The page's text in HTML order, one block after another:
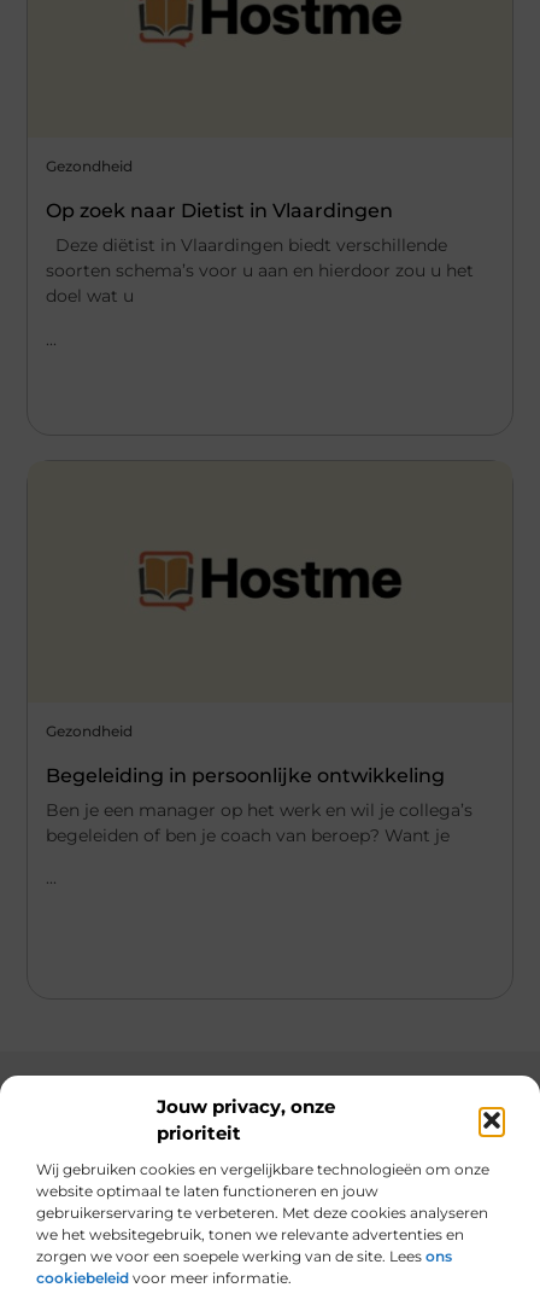
Jouw privacy, onze
prioriteit
Wij gebruiken cookies en vergelijkbare technologieën om onze
website optimaal te laten functioneren en jouw
gebruikerservaring te verbeteren. Met deze cookies analyseren
we het websitegebruik, tonen we relevante advertenties en
zorgen we voor een soepele werking van de site. Lees ons
cookiebeleid voor meer informatie.
Gezondheid
Op zoek naar Dietist in Vlaardingen
Deze diëtist in Vlaardingen biedt verschillende
soorten schema’s voor u aan en hierdoor zou u het
doel wat u
Gezondheid
Begeleiding in persoonlijke ontwikkeling
Ben je een manager op het werk en wil je collega’s
begeleiden of ben je coach van beroep? Want je
...
Van alles wat, voor jou verzameld.